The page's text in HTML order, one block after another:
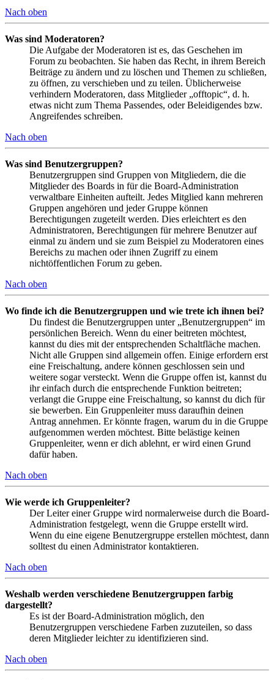
Nach oben
Was sind Moderatoren?
Die Aufgabe der Moderatoren ist es, das Geschehen im
Forum zu beobachten. Sie haben das Recht, in ihrem Bereich
Beiträge zu ändern und zu löschen und Themen zu schließen,
zu öffnen, zu verschieben und zu teilen. Üblicherweise
verhindern Moderatoren, dass Mitglieder „offtopic“, d. h.
etwas nicht zum Thema Passendes, oder Beleidigendes bzw.
Angreifendes schreiben.
Nach oben
Was sind Benutzergruppen?
Benutzergruppen sind Gruppen von Mitgliedern, die die
Mitglieder des Boards in für die Board-Administration
verwaltbare Einheiten aufteilt. Jedes Mitglied kann mehreren
Gruppen angehören und jeder Gruppe können
Berechtigungen zugeteilt werden. Dies erleichtert es den
Administratoren, Berechtigungen für mehrere Benutzer auf
einmal zu ändern und sie zum Beispiel zu Moderatoren eines
Bereichs zu machen oder ihnen Zugriff zu einem
nichtöffentlichen Forum zu geben.
Nach oben
Wo finde ich die Benutzergruppen und wie trete ich ihnen bei?
Du findest die Benutzergruppen unter „Benutzergruppen“ im
persönlichen Bereich. Wenn du einer beitreten möchtest,
kannst du dies mit der entsprechenden Schaltfläche machen.
Nicht alle Gruppen sind allgemein offen. Einige erfordern erst
eine Freischaltung, andere können geschlossen sein und
weitere sogar versteckt. Wenn die Gruppe offen ist, kannst du
ihr einfach durch die entsprechende Funktion beitreten;
verlangt die Gruppe eine Freischaltung, so kannst du dich für
sie bewerben. Ein Gruppenleiter muss daraufhin deinen
Antrag annehmen. Er könnte fragen, warum du in die Gruppe
aufgenommen werden möchtest. Bitte belästige keinen
Gruppenleiter, wenn er dich ablehnt, er wird einen Grund
dafür haben.
Nach oben
Wie werde ich Gruppenleiter?
Der Leiter einer Gruppe wird normalerweise durch die Board-
Administration festgelegt, wenn die Gruppe erstellt wird.
Wenn du eine eigene Benutzergruppe erstellen möchtest, dann
solltest du einen Administrator kontaktieren.
Nach oben
Weshalb werden verschiedene Benutzergruppen farbig
dargestellt?
Es ist der Board-Administration möglich, den
Benutzergruppen verschiedene Farben zuzuteilen, so dass
deren Mitglieder leichter zu identifizieren sind.
Nach oben